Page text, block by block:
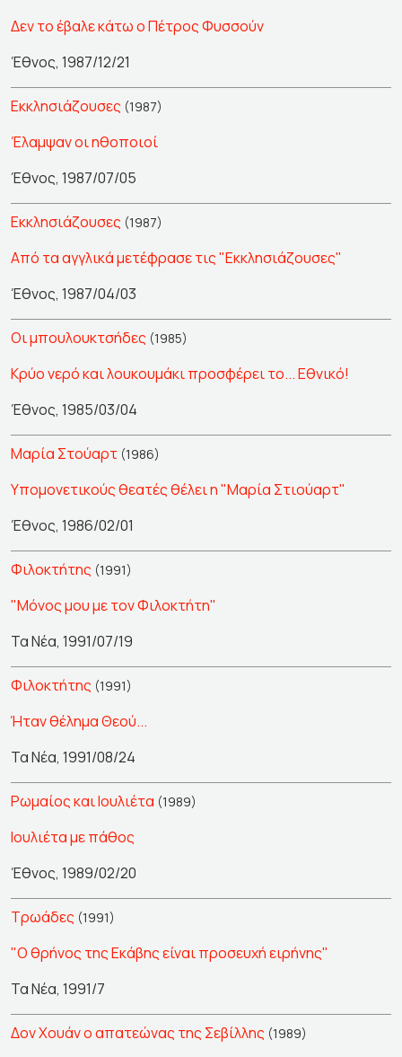
Δεν το έβαλε κάτω ο Πέτρος Φυσσούν
Έθνος, 1987/12/21
Εκκλησιάζουσες (1987)
Έλαμψαν οι ηθοποιοί
Έθνος, 1987/07/05
Εκκλησιάζουσες (1987)
Από τα αγγλικά μετέφρασε τις "Εκκλησιάζουσες"
Έθνος, 1987/04/03
Οι μπουλουκτσήδες (1985)
Κρύο νερό και λουκουμάκι προσφέρει το... Εθνικό!
Έθνος, 1985/03/04
Μαρία Στούαρτ (1986)
Υπομονετικούς θεατές θέλει η "Μαρία Στιούαρτ"
Έθνος, 1986/02/01
Φιλοκτήτης (1991)
"Μόνος μου με τον Φιλοκτήτη"
Τα Νέα, 1991/07/19
Φιλοκτήτης (1991)
Ήταν θέλημα Θεού...
Τα Νέα, 1991/08/24
Ρωμαίος και Ιουλιέτα (1989)
Ιουλιέτα με πάθος
Έθνος, 1989/02/20
Τρωάδες (1991)
"Ο θρήνος της Εκάβης είναι προσευχή ειρήνης"
Τα Νέα, 1991/7
Δον Χουάν ο απατεώνας της Σεβίλλης (1989)